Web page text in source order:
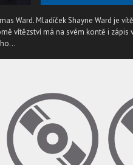
Ward. Mladíček Shayne Ward je
vítězství má na svém kontě i